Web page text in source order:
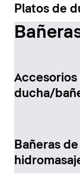
Platos de
Accesorios
ducha/
Bañeras de